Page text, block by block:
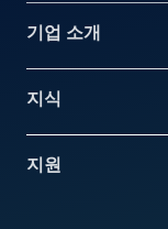
기업 소개
지식
지원